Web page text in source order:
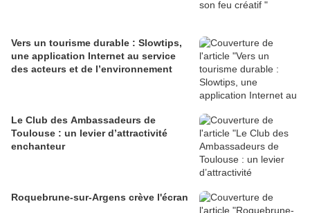
Vers un tourisme durable : Slowtips,
une application Internet au service
des acteurs et de l’environnement
Le Club des Ambassadeurs de
Toulouse : un levier d’attractivité
enchanteur
Roquebrune-sur-Argens crève l'écran